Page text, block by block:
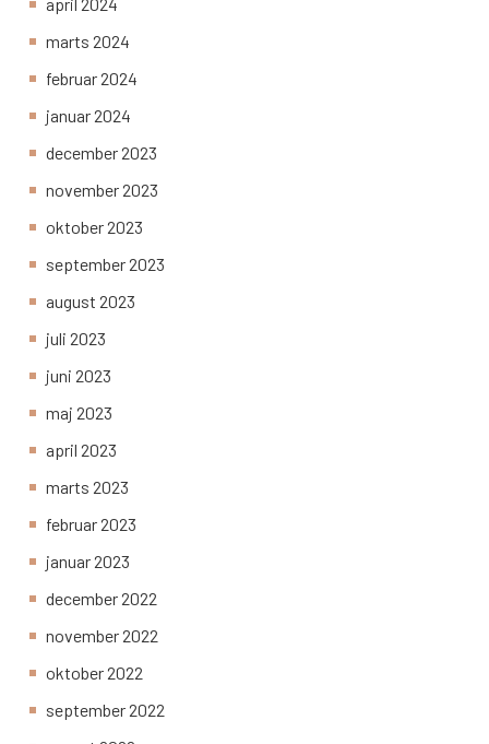
marts 2024
februar 2024
januar 2024
december 2023
november 2023
oktober 2023
september 2023
august 2023
juli 2023
juni 2023
maj 2023
april 2023
marts 2023
februar 2023
januar 2023
december 2022
november 2022
oktober 2022
september 2022